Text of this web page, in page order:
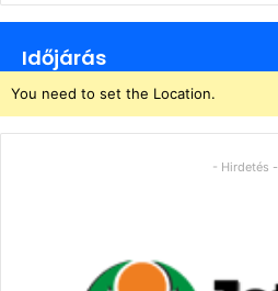
Időjárás
You need to set the Location.
- Hirdetés -